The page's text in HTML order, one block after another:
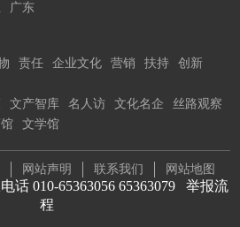
广东
责任 企业文化 营销 扶持
创新
文产智库 名人访 文化名企
丝路观察
文学馆
网站声明 联系我们 网站地图
话 010-65363056 65363079 举报流
程